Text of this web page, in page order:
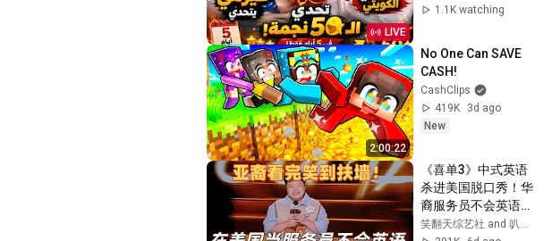
LIVE
1.1K watching
2:00:22
No One Can SAVE
CASH!
CashClips
419K
3d ago
New
《喜单3》中式英语
杀进美国脱口秀！华
裔服务员不会英语，
靠口音把全场笑疯
笑翻天综艺社 and 叭叭一下